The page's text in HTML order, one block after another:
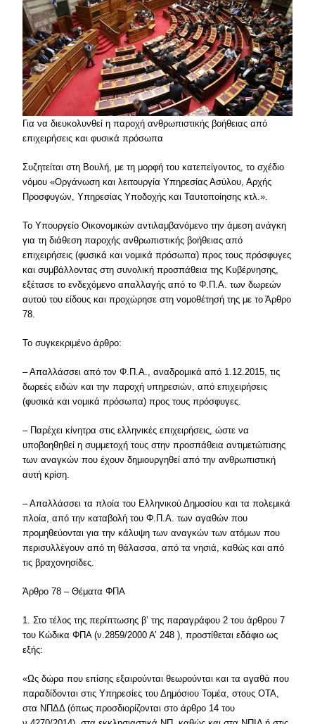
Για να διευκολυνθεί η παροχή ανθρωπιστικής βοήθειας από
επιχειρήσεις και φυσικά πρόσωπα
Συζητείται στη Βουλή, με τη μορφή του κατεπείγοντος, το σχέδιο
νόμου «Οργάνωση και λειτουργία Υπηρεσίας Ασύλου, Αρχής
Προσφυγών, Υπηρεσίας Υποδοχής και Ταυτοποίησης κτλ.».
Το Υπουργείο Οικονομικών αντιλαμβανόμενο την άμεση ανάγκη
για τη διάθεση παροχής ανθρωπιστικής βοήθειας από
επιχειρήσεις (φυσικά και νομικά πρόσωπα) προς τους πρόσφυγες
και συμβάλλοντας στη συνολική προσπάθεια της Κυβέρνησης,
εξέτασε το ενδεχόμενο απαλλαγής από το Φ.Π.Α. των δωρεών
αυτού του είδους και προχώρησε στη νομοθέτησή της με το Άρθρο
78.
Το συγκεκριμένο άρθρο:
– Απαλλάσσει από τον Φ.Π.Α., αναδρομικά από 1.12.2015, τις
δωρεές ειδών και την παροχή υπηρεσιών, από επιχειρήσεις
(φυσικά και νομικά πρόσωπα) προς τους πρόσφυγες.
– Παρέχει κίνητρα στις ελληνικές επιχειρήσεις, ώστε να
υποβοηθηθεί η συμμετοχή τους στην προσπάθεια αντιμετώπισης
των αναγκών που έχουν δημιουργηθεί από την ανθρωπιστική
αυτή κρίση.
– Απαλλάσσει τα πλοία του Ελληνικού Δημοσίου και τα πολεμικά
πλοία, από την καταβολή του Φ.Π.Α. των αγαθών που
προμηθεύονται για την κάλυψη των αναγκών των ατόμων που
περισυλλέγουν από τη θάλασσα, από τα νησιά, καθώς και από
τις βραχονησίδες.
Άρθρο 78 – Θέματα ΦΠΑ
1. Στο τέλος της περίπτωσης β’ της παραγράφου 2 του άρθρου 7
του Κώδικα ΦΠΑ (ν.2859/2000 Α’ 248 ), προστίθεται εδάφιο ως
εξής:
«Ως δώρα που επίσης εξαιρούνται θεωρούνται και τα αγαθά που
παραδίδονται στις Υπηρεσίες του Δημόσιου Τομέα, στους ΟΤΑ,
στα ΝΠΔΔ (όπως προσδιορίζονται στο άρθρο 14 του